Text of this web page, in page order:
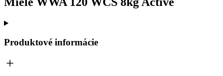
Produktové informácie